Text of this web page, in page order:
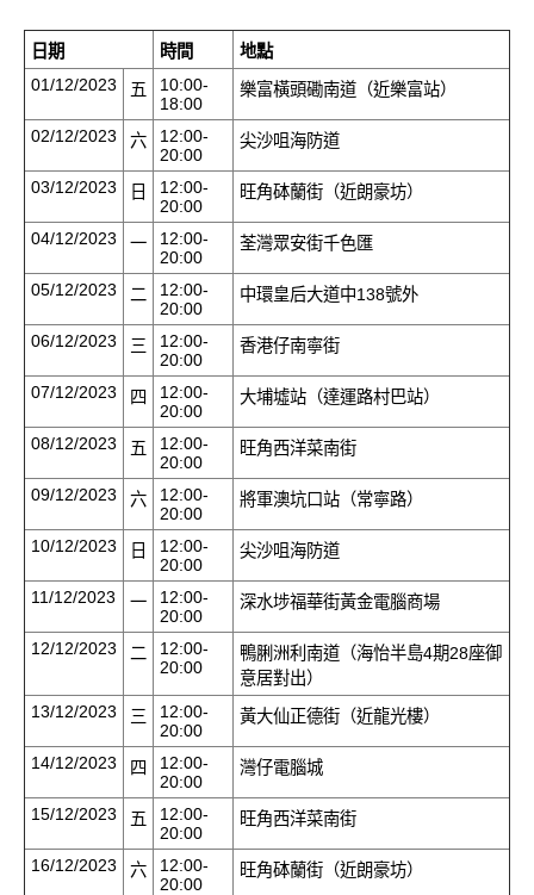
日期 時間
地點
01/12/2023
五
10:00-
18:00
樂富橫頭磡南道（近樂富站）
02/12/2023 六
12:00-
20:00
尖沙咀海防道
03/12/2023 日
12:00-
20:00
旺角砵蘭街（近朗豪坊）
04/12/2023 一
12:00-
20:00
荃灣眾安街千色匯
05/12/2023 二
12:00-
20:00
中環皇后大道中138號外
06/12/2023 三
12:00-
20:00
香港仔南寧街
07/12/2023 四
12:00-
20:00
大埔墟站（達運路村巴站）
08/12/2023 五
12:00-
20:00
旺角西洋菜南街
09/12/2023 六
12:00-
20:00
將軍澳坑口站（常寧路）
10/12/2023 日
12:00-
20:00
尖沙咀海防道
11/12/2023 一
12:00-
20:00
深水埗福華街黃金電腦商場
12/12/2023 二
12:00-
20:00
鴨脷洲利南道（海怡半島4期28座御
意居對出）
13/12/2023
三
12:00-
20:00
黃大仙正德街（近龍光樓）
14/12/2023 四
12:00-
20:00
灣仔電腦城
15/12/2023 五
12:00-
20:00
旺角西洋菜南街
16/12/2023 六
12:00-
20:00
旺角砵蘭街（近朗豪坊）